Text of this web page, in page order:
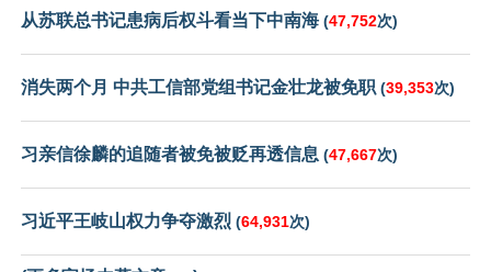
从苏联总书记患病后权斗看当下中南海 (47,752次)
消失两个月 中共工信部党组书记金壮龙被免职 (39,353次)
习亲信徐麟的追随者被免被贬再透信息 (47,667次)
习近平王岐山权力争夺激烈 (64,931次)